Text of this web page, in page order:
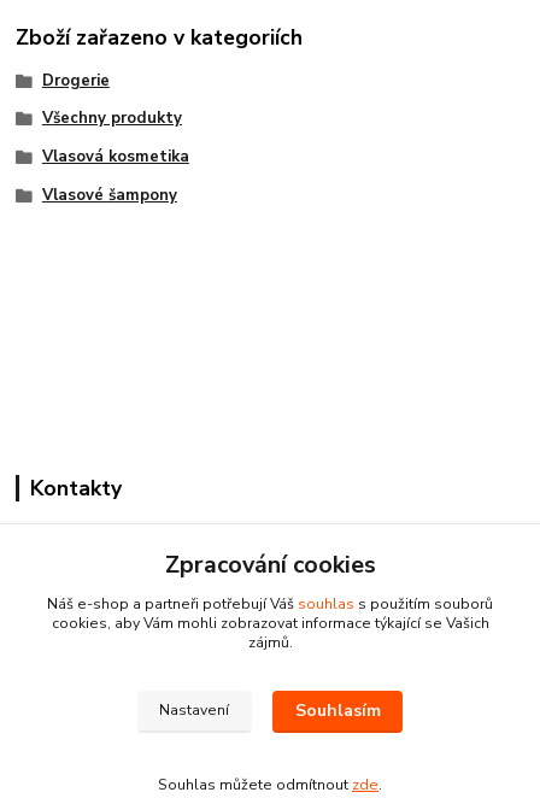
Zboží zařazeno v kategoriích
Drogerie
Všechny produkty
Vlasová kosmetika
Vlasové šampony
Kontakty
Po-Pá: 8:00-18:00 hod.
Zpracování cookies
Náš e-shop a partneři potřebují Váš souhlas s použitím souborů
cookies, aby Vám mohli zobrazovat informace týkající se Vašich
zájmů.
Nastavení Souhlasím
Souhlas můžete odmítnout zde.